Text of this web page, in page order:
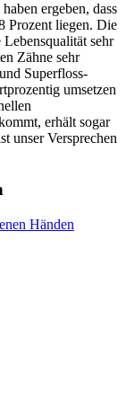
ergeben, dass
Prozent liegen. Die
sehr
Zähne sehr
Superfloss-
umsetzen
erhält sogar
unser Versprechen